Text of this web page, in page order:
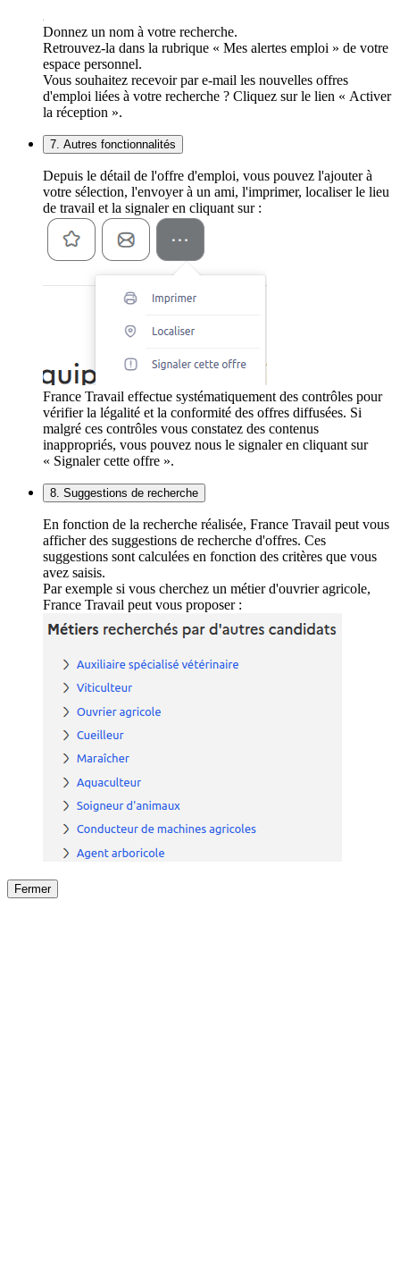
Donnez un nom à votre recherche.
Retrouvez-la dans la rubrique « Mes alertes emploi » de votre
espace personnel.
Vous souhaitez recevoir par e-mail les nouvelles offres
d'emploi liées à votre recherche ? Cliquez sur le lien « Activer
la réception ».
7. Autres fonctionnalités
Depuis le détail de l'offre d'emploi, vous pouvez l'ajouter à
votre sélection, l'envoyer à un ami, l'imprimer, localiser le lieu
de travail et la signaler en cliquant sur :
France Travail effectue systématiquement des contrôles pour
vérifier la légalité et la conformité des offres diffusées. Si
malgré ces contrôles vous constatez des contenus
inappropriés, vous pouvez nous le signaler en cliquant sur
« Signaler cette offre ».
8. Suggestions de recherche
En fonction de la recherche réalisée, France Travail peut vous
afficher des suggestions de recherche d'offres. Ces
suggestions sont calculées en fonction des critères que vous
avez saisis.
Par exemple si vous cherchez un métier d'ouvrier agricole,
France Travail peut vous proposer :
Fermer